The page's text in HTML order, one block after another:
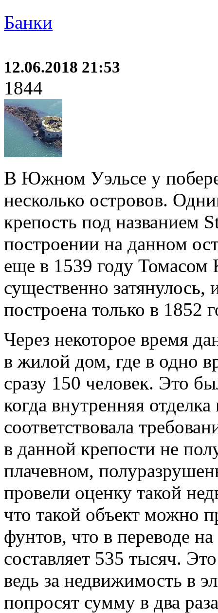
Банки
12.06.2018 21:53
1844
В Южном Уэльсе у
несколько островов.
крепость под названием
построении на данном
еще в 1539 году Томасом
существенно
построена только в 1852
Через некоторое время
в жилой дом, где в одно
сразу 150 человек. Это
когда внутренняя
соответствовала
в данной крепости не
плачевном,
провели оценку такой
что такой объект можно
фунтов, что в переводе
составляет 535 тысяч.
ведь за недвижимость в
попросят сумму в два